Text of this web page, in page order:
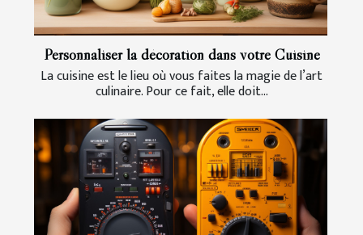
Personnaliser la décoration dans votre Cuisine
La cuisine est le lieu où vous faites la magie de l’art
culinaire. Pour ce fait, elle doit...